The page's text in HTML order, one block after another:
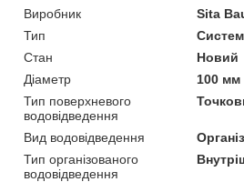
Виробник
Sita
Тип
Стан
Новий
Діаметр
100 мм
Тип поверхневого
водовідведення
Вид водовідведення
Тип організованого
водовідведення